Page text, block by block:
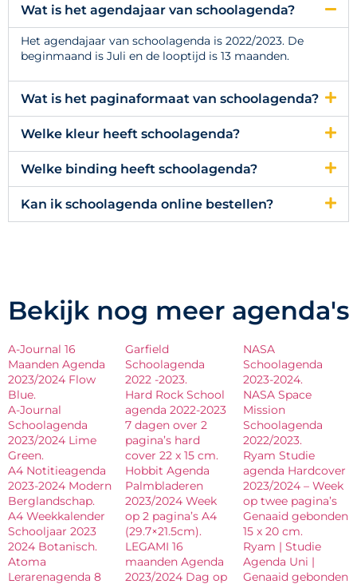
Wat is het agendajaar van schoolagenda?
Het agendajaar van schoolagenda is 2022/2023. De
beginmaand is Juli en de looptijd is 13 maanden.
Wat is het paginaformaat van schoolagenda?
Welke kleur heeft schoolagenda?
Welke binding heeft schoolagenda?
Kan ik schoolagenda online bestellen?
Bekijk nog meer agenda's
A-Journal 16
Maanden Agenda
2023/2024 Flow
Blue.
A-Journal
Schoolagenda
2023/2024 Lime
Green.
A4 Notitieagenda
2023-2024 Modern
Berglandschap.
A4 Weekkalender
Schooljaar 2023
2024 Botanisch.
Atoma
Lerarenagenda 8
Garfield
Schoolagenda
2022 -2023.
Hard Rock School
agenda 2022-2023
7 dagen over 2
pagina’s hard
cover 22 x 15 cm.
Hobbit Agenda
Palmbladeren
2023/2024 Week
op 2 pagina’s A4
(29.7×21.5cm).
LEGAMI 16
maanden Agenda
2023/2024 Dag op
NASA
Schoolagenda
2023-2024.
NASA Space
Mission
Schoolagenda
2022/2023.
Ryam Studie
agenda Hardcover
2023/2024 – Week
op twee pagina’s
Genaaid gebonden
15 x 20 cm.
Ryam | Studie
Agenda Uni |
Genaaid gebonden